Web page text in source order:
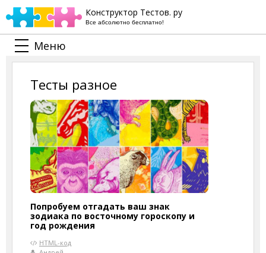
Конструктор Тестов. ру
Все абсолютно бесплатно!
Меню
Тесты разное
Попробуем отгадать ваш знак
зодиака по восточному гороскопу и
год рождения
HTML-код